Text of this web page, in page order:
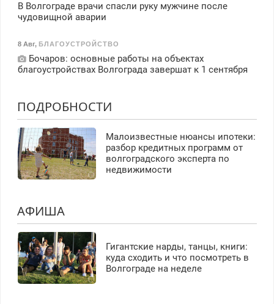
В Волгограде врачи спасли руку мужчине после
чудовищной аварии
8 Авг, БЛАГОУСТРОЙСТВО
Бочаров: основные работы на объектах
благоустройствах Волгограда завершат к 1 сентября
ПОДРОБНОСТИ
Малоизвестные нюансы ипотеки:
разбор кредитных программ от
волгоградского эксперта по
недвижимости
АФИША
Гигантские нарды, танцы, книги:
куда сходить и что посмотреть в
Волгограде на неделе